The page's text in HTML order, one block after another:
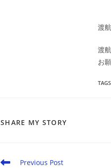
渡
渡
お
TAGS
SHARE MY STORY
Read
Previous Post